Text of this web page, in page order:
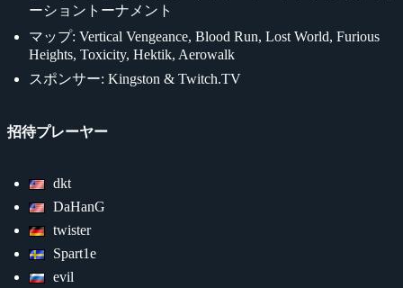
ーショントーナメント
マップ: Vertical Vengeance, Blood Run, Lost World, Furious
Heights, Toxicity, Hektik, Aerowalk
スポンサー: Kingston & Twitch.TV
招待プレーヤー
dkt
DaHanG
twister
Spart1e
evil